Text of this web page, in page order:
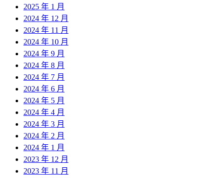
2025 年 1 月
2024 年 12 月
2024 年 11 月
2024 年 10 月
2024 年 9 月
2024 年 8 月
2024 年 7 月
2024 年 6 月
2024 年 5 月
2024 年 4 月
2024 年 3 月
2024 年 2 月
2024 年 1 月
2023 年 12 月
2023 年 11 月